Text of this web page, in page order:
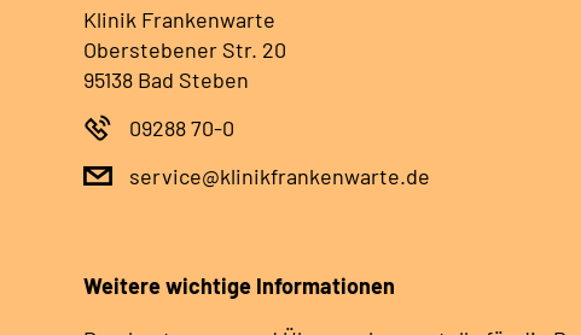
Klinik Frankenwarte
Oberstebener Str. 20
95138 Bad Steben
09288 70-0
service@klinikfrankenwarte.de
Weitere wichtige Informationen